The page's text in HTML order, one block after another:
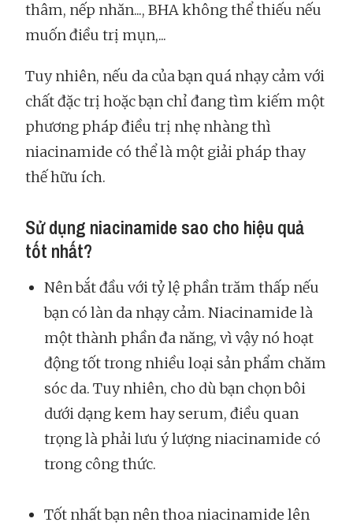
thâm, nếp nhăn..., BHA không thể thiếu nếu
muốn điều trị mụn,...
Tuy nhiên, nếu da của bạn quá nhạy cảm với
chất đặc trị hoặc bạn chỉ đang tìm kiếm một
phương pháp điều trị nhẹ nhàng thì
niacinamide có thể là một giải pháp thay
thế hữu ích.
Sử dụng niacinamide sao cho hiệu quả
tốt nhất?
Nên bắt đầu với tỷ lệ phần trăm thấp nếu
bạn có làn da nhạy cảm. Niacinamide là
một thành phần đa năng, vì vậy nó hoạt
động tốt trong nhiều loại sản phẩm chăm
sóc da. Tuy nhiên, cho dù bạn chọn bôi
dưới dạng kem hay serum, điều quan
trọng là phải lưu ý lượng niacinamide có
trong công thức.
Tốt nhất bạn nên thoa niacinamide lên